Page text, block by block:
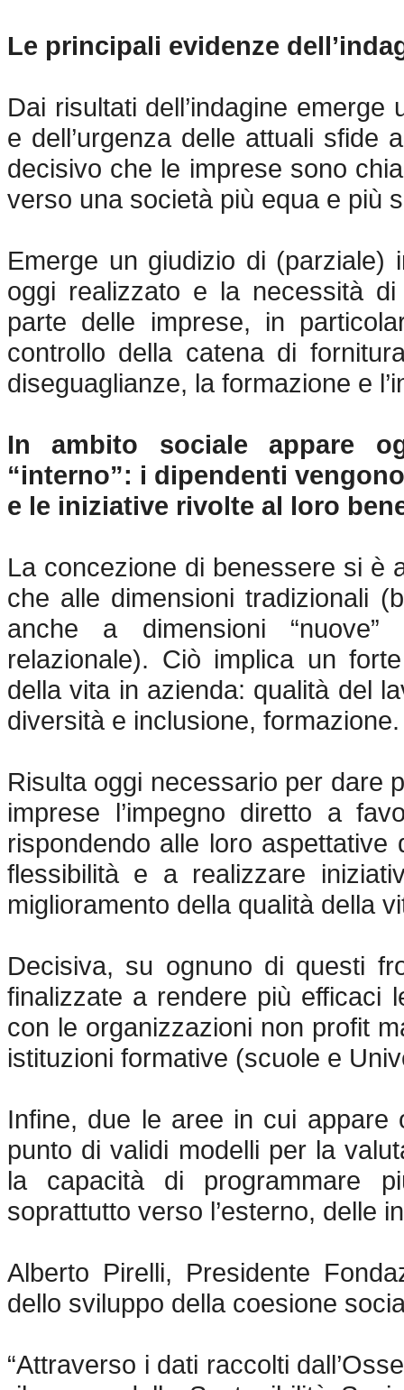
Le principali evidenze
Dai risultati dell’indagine
e dell’urgenza delle attuali sfide
decisivo che le imprese sono
verso una società più equa e più
Emerge un giudizio di (parziale)
oggi realizzato e la necessità
parte delle imprese, in
controllo della catena di
diseguaglianze, la formazione e
In ambito sociale appare
“interno”: i dipendenti
e le iniziative rivolte al loro
La concezione di benessere si è
che alle dimensioni tradizionali
anche a dimensioni “nuove”
relazionale). Ciò implica un
della vita in azienda: qualità del
diversità e inclusione, formazione.
Risulta oggi necessario per dare
imprese l’impegno diretto a
rispondendo alle loro
flessibilità e a realizzare
miglioramento della qualità della
Decisiva, su ognuno di questi
finalizzate a rendere più efficaci
con le organizzazioni non profit
istituzioni formative (scuole e
Infine, due le aree in cui appare
punto di validi modelli per la
la capacità di programmare
soprattutto verso l’esterno, delle
Alberto Pirelli, Presidente
dello sviluppo della coesione
“Attraverso i dati raccolti